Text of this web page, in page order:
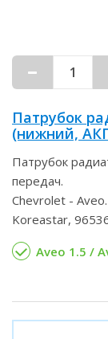
Патрубок
(нижний,
Патрубок
передач.
Chevrolet - Aveo.
Koreastar,
Aveo 1.5 /